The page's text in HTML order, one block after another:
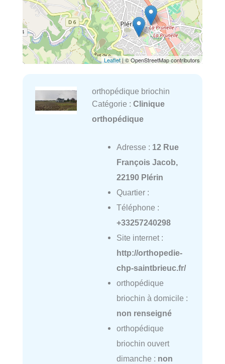
Leaflet| © OpenStreetMap contributors
orthopédique briochin
Catégorie : Clinique
orthopédique
Adresse : 12 Rue
François Jacob,
22190 Plérin
Quartier :
Téléphone :
+33257240298
Site internet :
http://orthopedie-
chp-saintbrieuc.fr/
orthopédique
briochin à domicile :
non renseigné
orthopédique
briochin ouvert
dimanche : non